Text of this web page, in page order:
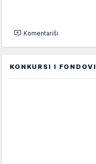
Komentariši
KONKURSI I FONDOVI